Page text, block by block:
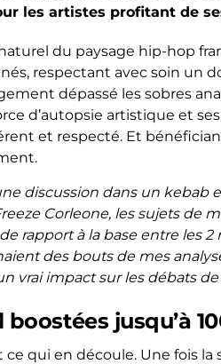
les artistes profitant de
du paysage hip-hop
respectant avec soin un
dépassé les sobres
d’autopsie artistique et
et respecté. Et
discussion dans un kebab
Corleone, les sujets de
rapport à la base entre les
des bouts de mes
vrai impact sur les débats
jusqu’à
ce qui en découle. Une fois